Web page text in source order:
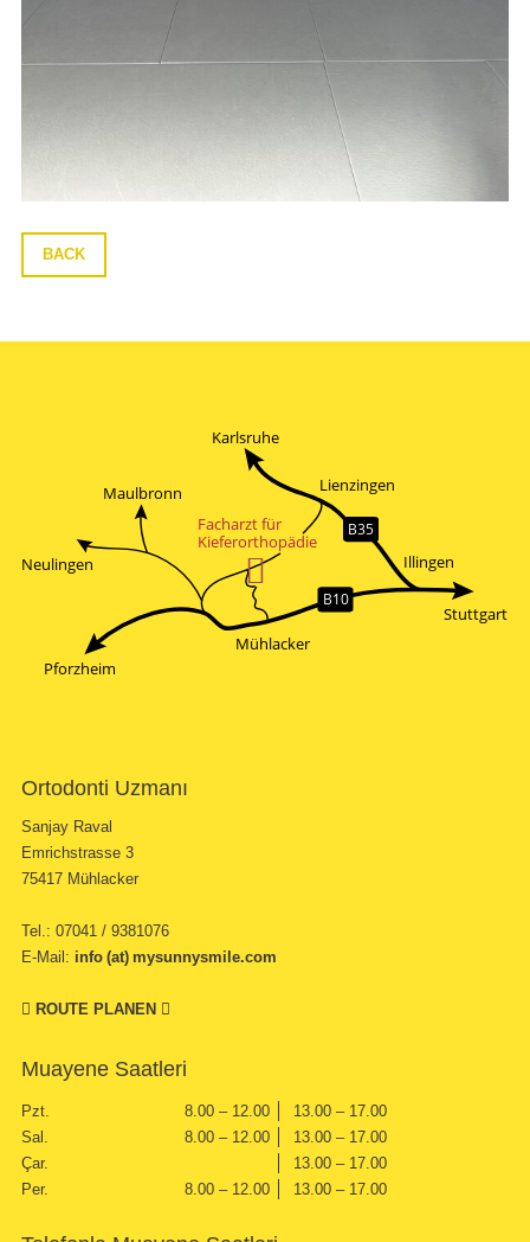
BACK
Pforzheim
Mühlacker
Stuttgart
Karlsruhe
Maulbronn
Illingen
Lienzingen
Facharzt für
Kieferorthopädie
Neulingen
B35

B10
Ortodonti Uzmanı
Sanjay Raval
Emrichstrasse 3
75417 Mühlacker
Tel.: 07041 / 9381076
E-Mail: info (at) mysunnysmile.com
ROUTE PLANEN
Muayene Saatleri
Pzt. 8.00 – 12.00
13.00 – 17.00
Sal.
8.00 – 12.00
13.00 – 17.00
Çar.
13.00 – 17.00
Per.
8.00 – 12.00 13.00 – 17.00